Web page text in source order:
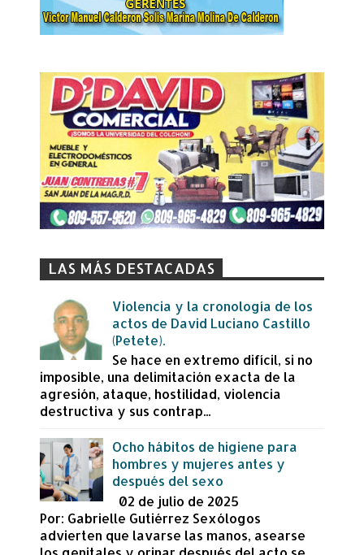
LAS MÁS DESTACADAS
Violencia y la cronología de los
actos de David Luciano Castillo
(Petete).
Se hace en extremo difícil, si no
imposible, una delimitación exacta de la
agresión, ataque, hostilidad, violencia
destructiva y sus contrap...
Ocho hábitos de higiene para
hombres y mujeres antes y
después del sexo
02 de julio de 2025
Por: Gabrielle Gutiérrez Sexólogos
advierten que lavarse las manos, asearse